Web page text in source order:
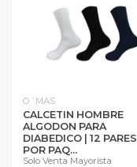
O´MAS
CALCETIN HOMBRE
ALGODON PARA
DIABEDICO | 12 PARES
POR PAQ...
Solo Venta Mayorista